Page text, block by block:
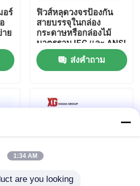
อร์
ย
ฟิวส์หลุดวงจรป้องกัน
สายบรรจุในกล่อง
กระดาษหรือกล่องไม้
มาตรฐาน IEC และ ANSI
ส่งคำถาม
1:34 AM
are you looking